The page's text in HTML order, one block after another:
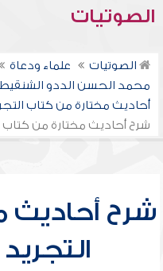
الصوتيات
الصوتيات علماء ودعاة
محمد الحسن الددو
أحاديث مختارة من كتاب
شرح أحاديث مختارة من كتاب
شرح أحاديث
التجريد